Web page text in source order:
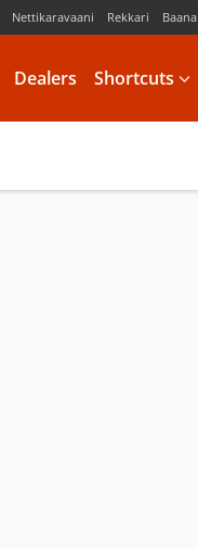
Nettikaravaani Rekkari Baana
Dealers Shortcuts